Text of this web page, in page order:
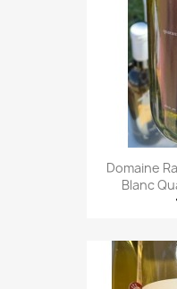
Domaine
Blanc